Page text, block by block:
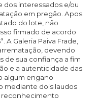
dos interessados e/ou
em pregão. Apos
do lote, não
firmado de acordo
A Galeria Paiva Frade,
devendo
de sua confiança a fim
e a autenticidade das
algum engano
mediante dois laudos
reconhecimento